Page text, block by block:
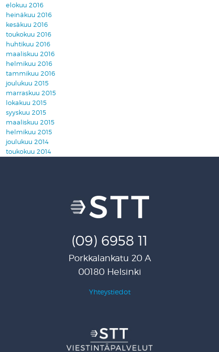
elokuu 2016
heinäkuu 2016
kesäkuu 2016
toukokuu 2016
huhtikuu 2016
maaliskuu 2016
helmikuu 2016
tammikuu 2016
joulukuu 2015
marraskuu 2015
lokakuu 2015
syyskuu 2015
maaliskuu 2015
helmikuu 2015
joulukuu 2014
toukokuu 2014
(09) 6958 11
Porkkalankatu 20 A
00180 Helsinki
Yhteystiedot